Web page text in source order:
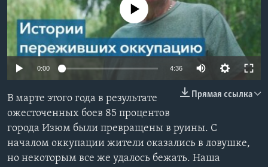
Learning English
СОЦИАЛЬНЫЕ СЕТИ
Языки
No media source currently available
0:00 4:36
Прямая ссылка
В марте этого года в результате
ожесточенных боев 85 процентов
города Изюм были превращены в руины. С
началом оккупации жители оказались в ловушке,
но некоторым все же удалось бежать. Наша